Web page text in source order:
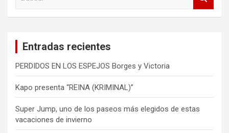
Entradas recientes
PERDIDOS EN LOS ESPEJOS Borges y Victoria
Kapo presenta “REINA (KRIMINAL)”
Super Jump, uno de los paseos más elegidos de estas
vacaciones de invierno